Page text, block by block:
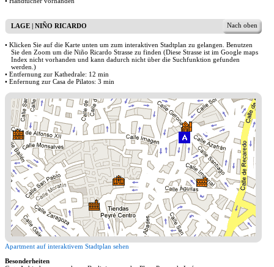
Nach oben
LAGE | NIÑO RICARDO
• Klicken Sie auf die Karte unten um zum interaktiven Stadtplan zu gelangen. Benutzen
Sie den Zoom um die Niño Ricardo Strasse zu finden (Diese Strasse ist im Google maps
Index nicht vorhanden und kann dadurch nicht über die Suchfunktion gefunden
werden.)
• Entfernung zur Kathedrale: 12 min
• Enfernung zur Casa de Pilatos: 3 min
Apartment auf interaktivem Stadtplan sehen
Besonderheiten